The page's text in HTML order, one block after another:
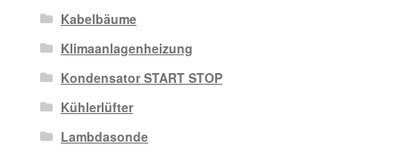
Kabelbäume
Klimaanlagenheizung
Kondensator START STOP
Kühlerlüfter
Lambdasonde